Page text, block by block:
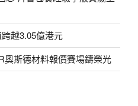
越3.05億港元
奧斯德材料報價賽場鑄榮光